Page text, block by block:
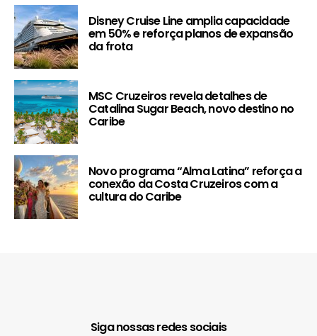
Disney Cruise Line amplia capacidade
em 50% e reforça planos de expansão
da frota
MSC Cruzeiros revela detalhes de
Catalina Sugar Beach, novo destino no
Caribe
Novo programa “Alma Latina” reforça a
conexão da Costa Cruzeiros com a
cultura do Caribe
Siga nossas redes sociais